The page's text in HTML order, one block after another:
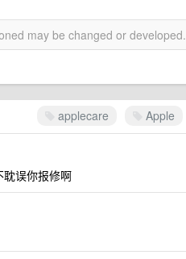
may be changed or developed.
applecare Apple
耽误你报修啊